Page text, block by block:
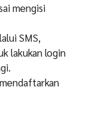
mengisi
SMS,
lakukan login